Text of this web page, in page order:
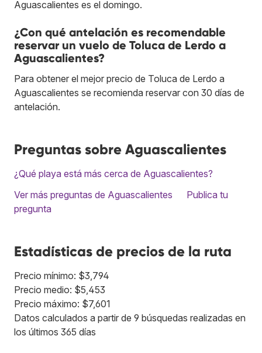
Aguascalientes es el domingo.
¿Con qué antelación es recomendable
reservar un vuelo de Toluca de Lerdo a
Aguascalientes?
Para obtener el mejor precio de Toluca de Lerdo a
Aguascalientes se recomienda reservar con 30 días de
antelación.
Preguntas sobre Aguascalientes
¿Qué playa está más cerca de Aguascalientes?
Ver más preguntas de Aguascalientes
Publica tu
pregunta
Estadísticas de precios de la ruta
Precio mínimo: $3,794
Precio medio: $5,453
Precio máximo: $7,601
Datos calculados a partir de 9 búsquedas realizadas en
los últimos 365 días